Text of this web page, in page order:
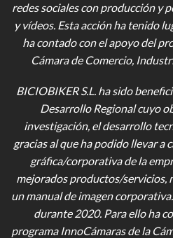
redes sociales con producción y
y vídeos. Esta acción ha tenido
ha contado con el apoyo del
Cámara de Comercio,
BICIOBIKER S.L. ha sido
Desarrollo Regional cuyo
investigación, el desarrollo
gracias al que ha podido llevar a
gráfica/corporativa de la
mejorados productos/servicios,
un manual de imagen
durante 2020. Para ello ha
programa InnoCámaras de la